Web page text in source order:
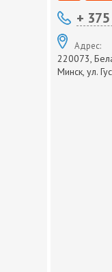
+ 375
Адрес:
220073,
Минск, ул.